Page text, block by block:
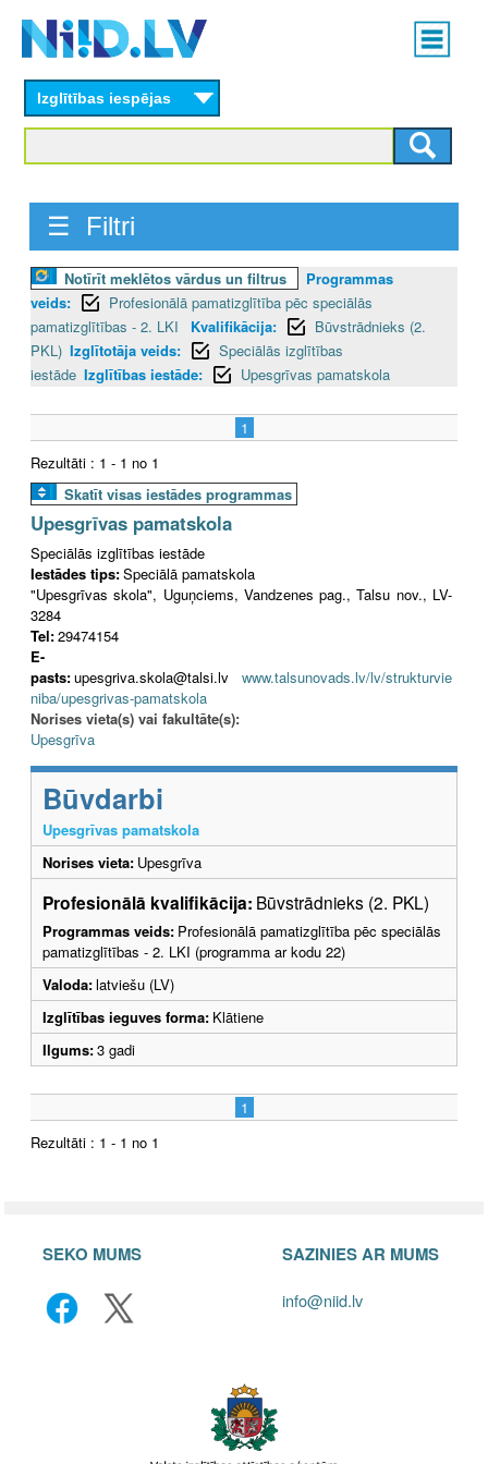
content
Main
menu
Izglītības iespējas
☰ Filtri
Notīrīt meklētos vārdus un filtrus
Programmas
veids:
Profesionālā pamatizglītība pēc speciālās
pamatizglītības - 2. LKI
Kvalifikācija:
Būvstrādnieks (2.
PKL) Izglītotāja veids:
Speciālās izglītības
iestāde Izglītības iestāde: Upesgrīvas pamatskola
1
Rezultāti : 1 - 1 no 1
Skatīt visas iestādes programmas
Upesgrīvas pamatskola
Speciālās izglītības iestāde
Iestādes tips:Speciālā pamatskola
"Upesgrīvas skola", Uguņciems, Vandzenes pag., Talsu nov., LV-
3284
Tel:29474154
E-
pasts:upesgriva.skola@talsi.lv www.talsunovads.lv/lv/strukturvie
niba/upesgrivas-pamatskola
Norises vieta(s) vai fakultāte(s):
Upesgrīva
Būvdarbi
Upesgrīvas pamatskola
Norises vieta: Upesgrīva
Profesionālā kvalifikācija: Būvstrādnieks (2. PKL)
Programmas veids: Profesionālā pamatizglītība pēc speciālās
pamatizglītības - 2. LKI (programma ar kodu 22)
Valoda:latviešu (LV)
Izglītības ieguves forma: Klātiene
Ilgums:3 gadi
1
Rezultāti : 1 - 1 no 1
SEKO MUMS SAZINIES AR MUMS
info@niid.lv